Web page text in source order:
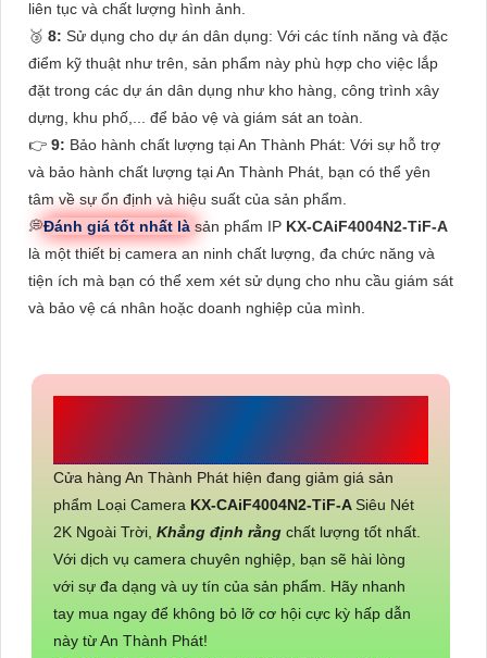
liên tục và chất lượng hình ảnh.
🥉 8: Sử dụng cho dự án dân dụng: Với các tính năng và đặc
điểm kỹ thuật như trên, sản phẩm này phù hợp cho việc lắp
đặt trong các dự án dân dụng như kho hàng, công trình xây
dựng, khu phố,... để bảo vệ và giám sát an toàn.
👉 9: Bảo hành chất lượng tại An Thành Phát: Với sự hỗ trợ
và bảo hành chất lượng tại An Thành Phát, bạn có thể yên
tâm về sự ổn định và hiệu suất của sản phẩm.
💭Đánh giá tốt nhất là sản phẩm IP KX-CAiF4004N2-TiF-A
là một thiết bị camera an ninh chất lượng, đa chức năng và
tiện ích mà bạn có thể xem xét sử dụng cho nhu cầu giám sát
và bảo vệ cá nhân hoặc doanh nghiệp của mình.
Cửa hàng An Thành Phát hiện đang giảm giá sản
phẩm Loại Camera KX-CAiF4004N2-TiF-ASiêu Nét
2K Ngoài Trời, Khẳng định rằng chất lượng tốt nhất.
Với dịch vụ camera chuyên nghiệp, bạn sẽ hài lòng
với sự đa dạng và uy tín của sản phẩm. Hãy nhanh
tay mua ngay để không bỏ lỡ cơ hội cực kỳ hấp dẫn
này từ An Thành Phát!